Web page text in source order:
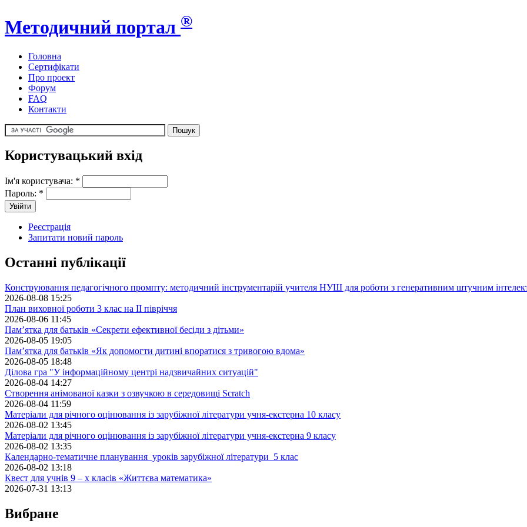
Методичний портал ®
Головна
Сертифікати
Про проект
Форум
FAQ
Контакти
Користувацький вхід
Ім'я користувача: *
Пароль: *
Реєстрація
Запитати новий пароль
Останні публікації
Конструювання педагогічного промпту: методичний інструментарій учителя НУШ для роботи з генеративним штучним
2026-08-08 15:25
План виховної роботи 3 клас на II півріччя
2026-08-06 11:45
Пам’ятка для батьків «Секрети ефективної бесіди з дітьми»
2026-08-05 19:05
Пам’ятка для батьків «Як допомогти дитині впоратися з тривогою вдома»
2026-08-05 18:48
Ділова гра "У інформаційному центрі надзвичайних ситуацій"
2026-08-04 14:27
Створення анімованої казки з озвучкою в середовищі Scratch
2026-08-04 11:59
Матеріали для річного оцінювання із зарубіжної літератури учня-екстерна 10 класу
2026-08-02 13:45
Матеріали для річного оцінювання із зарубіжної літератури учня-екстерна 9 класу
2026-08-02 13:35
Календарно-тематичне планування уроків зарубіжної літератури 5 клас
2026-08-02 13:18
Квест для учнів 9 – х класів «Життєва математика»
2026-07-31 13:13
Вибране